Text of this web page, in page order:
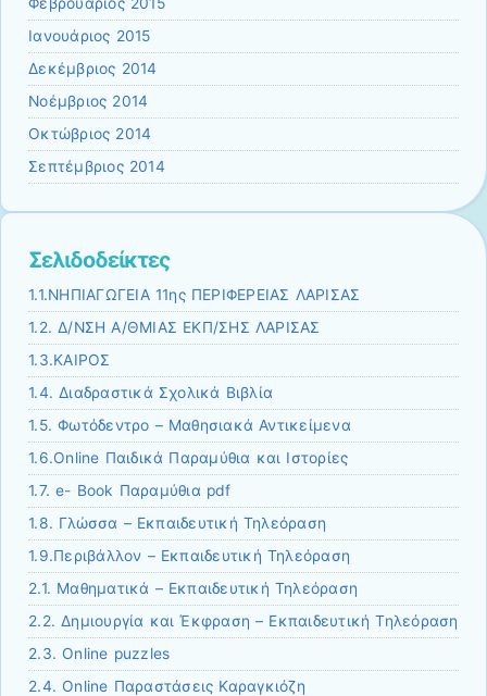
Ιανουάριος 2015
Δεκέμβριος 2014
Νοέμβριος 2014
Οκτώβριος 2014
Σεπτέμβριος 2014
Σελιδοδείκτες
1.1.ΝΗΠΙΑΓΩΓΕΙΑ 11ης ΠΕΡΙΦΕΡΕΙΑΣ ΛΑΡΙΣΑΣ
1.2. Δ/ΝΣΗ Α/ΘΜΙΑΣ ΕΚΠ/ΣΗΣ ΛΑΡΙΣΑΣ
1.3.ΚΑΙΡΟΣ
1.4. Διαδραστικά Σχολικά Βιβλία
1.5. Φωτόδεντρο – Μαθησιακά Αντικείμενα
1.6.Online Παιδικά Παραμύθια και Ιστορίες
1.7. e- Book Παραμύθια pdf
1.8. Γλώσσα – Εκπαιδευτική Τηλεόραση
1.9.Περιβάλλον – Εκπαιδευτική Τηλεόραση
2.1. Μαθηματικά – Εκπαιδευτική Τηλεόραση
2.2. Δημιουργία και Έκφραση – Εκπαιδευτική Τηλεόραση
2.3. Οnline puzzles
2.4. Online Παραστάσεις Καραγκιόζη